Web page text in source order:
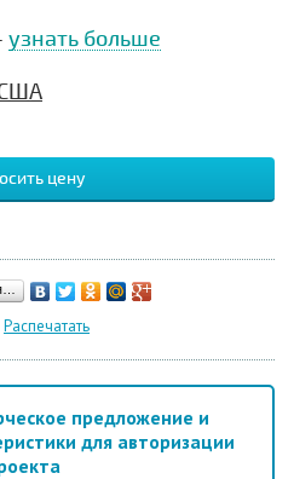
узнать больше
цену
Распечатать
предложение и
для авторизации